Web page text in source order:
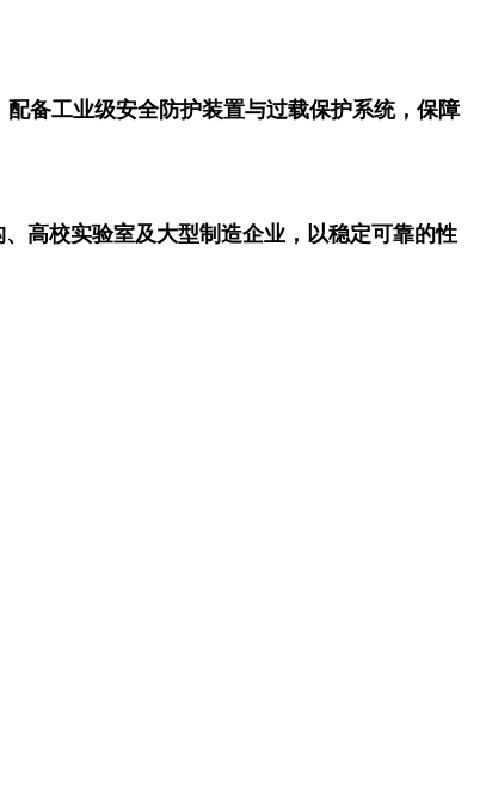
备工业级安全防护装置与过载保护系统，保障
高校实验室及大型制造企业，以稳定可靠的性